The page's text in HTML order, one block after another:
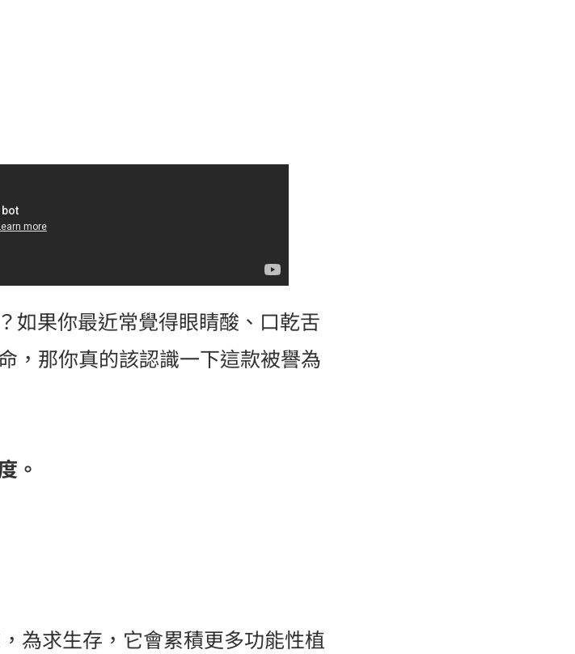
如果你最近常覺得眼睛酸、口乾舌
，那你真的該認識一下這款被譽為
。
為求生存，它會累積更多功能性植